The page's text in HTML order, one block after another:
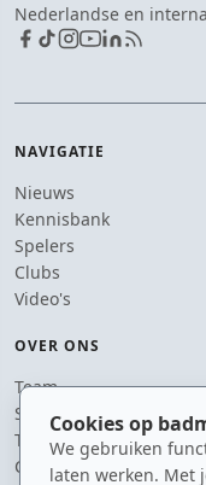
Cookies op
We gebruiken
laten werken. Met
Nederlandse en
NAVIGATIE
Nieuws
Kennisbank
Spelers
Clubs
Video's
OVER ONS
Team
Supporters
Tip de redactie
Contact